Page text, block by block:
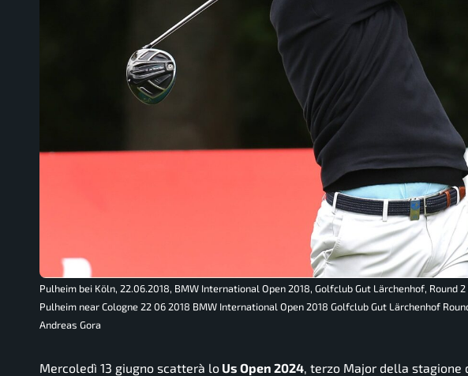
Pulheim bei Köln, 22.06.2018, BMW International Open 2018, Golfclub Gut Lärchenhof,
Pulheim near Cologne 22 06 2018 BMW International Open 2018 Golfclub Gut Lärchenhof
Andreas Gora
Mercoledì 13 giugno scatterà lo Us Open 2024 , terzo Major della stagione